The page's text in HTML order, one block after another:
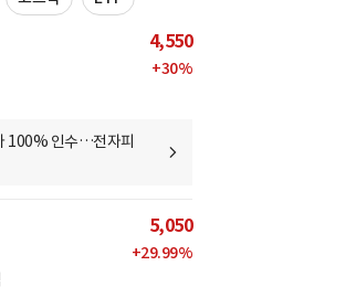
4,550
+30%
100% 인수…전자피
5,050
+29.99%